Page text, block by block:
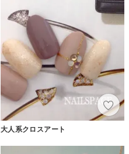
大人系クロスアート